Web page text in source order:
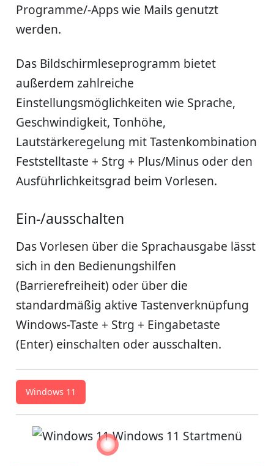
Programme/-Apps wie Mails genutzt
werden.
Das Bildschirmleseprogramm bietet
außerdem zahlreiche
Einstellungsmöglichkeiten wie Sprache,
Geschwindigkeit, Tonhöhe,
Lautstärkeregelung mit Tastenkombination
Feststelltaste + Strg + Plus/Minus oder den
Ausführlichkeitsgrad beim Vorlesen.
Ein-/ausschalten
Das Vorlesen über die Sprachausgabe lässt
sich in den Bedienungshilfen
(Barrierefreiheit) oder über die
standardmäßig aktive Tastenverknüpfung
Windows-Taste + Strg + Eingabetaste
(Enter) einschalten oder ausschalten.
Windows 11